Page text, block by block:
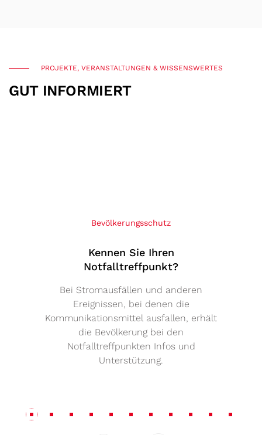
GUT INFORMIERT
PROJEKTE, VERANSTALTUNGEN & WISSENSWERTES
Kennen Sie Ihren
Notfalltreffpunkt?
Bevölkerungsschutz
Bei Stromausfällen und anderen
Ereignissen, bei denen die
Kommunikationsmittel ausfallen, erhält
die Bevölkerung bei den
Notfalltreffpunkten Infos und
Unterstützung.
Zum Eintrag: Kennen Sie Ihren